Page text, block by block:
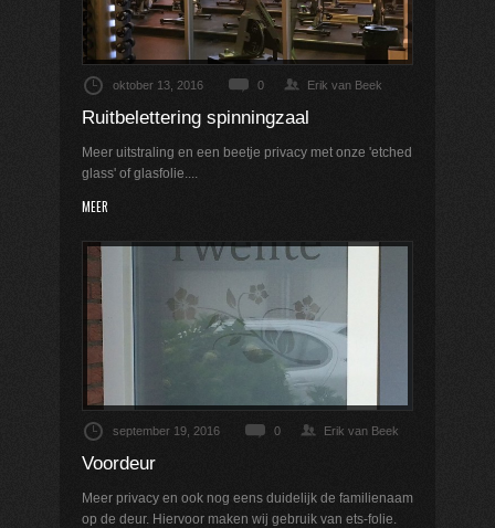
oktober 13, 2016 0 Erik van Beek
Ruitbelettering spinningzaal
Meer uitstraling en een beetje privacy met onze 'etched
glass' of glasfolie....
MEER
september 19, 2016 0 Erik van Beek
Voordeur
Meer privacy en ook nog eens duidelijk de familienaam
op de deur. Hiervoor maken wij gebruik van ets-folie.